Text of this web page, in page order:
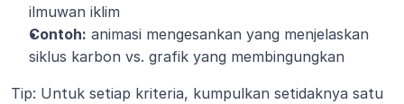
ilmuwan iklim
Contoh: animasi mengesankan yang menjelaskan
siklus karbon vs. grafik yang membingungkan
Tip: Untuk setiap kriteria, kumpulkan setidaknya satu